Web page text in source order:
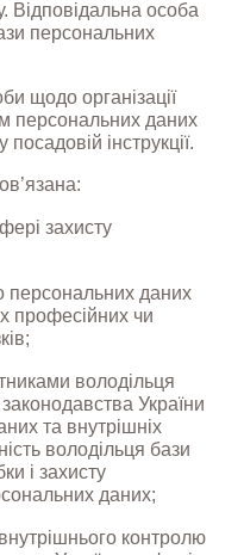
Відповідальна особа
персональних
щодо організації
персональних даних
інструкції.
захисту
персональних даних
професійних чи
володільця
України
та внутрішніх
володільця бази
і захисту
даних;
контролю